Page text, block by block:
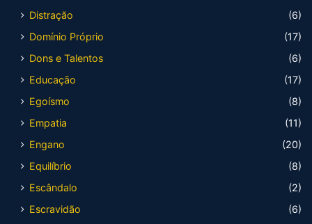
Distração
(6)
Domínio Próprio
(17)
Dons e Talentos
(6)
Educação
(17)
Egoísmo
(8)
Empatia
(11)
Engano
(20)
Equilíbrio
(8)
Escândalo
(2)
Escravidão
(6)